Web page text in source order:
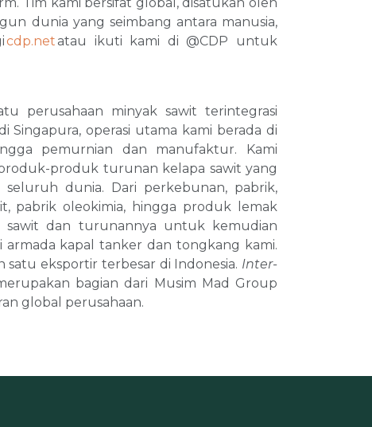
dunia yang seimbang antara manusia,
cdp.netatau ikuti kami di @CDP untuk
perusahaan minyak sawit terintegrasi
Singapura, operasi utama kami berada di
pemurnian dan manufaktur. Kami
produk turunan kelapa sawit yang
dunia. Dari perkebunan, pabrik,
pabrik oleokimia, hingga produk lemak
sawit dan turunannya untuk kemudian
kapal tanker dan tongkang kami.
satu eksportir terbesar di Indonesia. Inter-
bagian dari Musim Mad Group
global perusahaan.